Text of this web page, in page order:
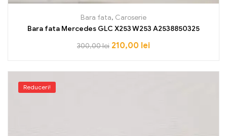
Bara fata, Caroserie
Bara fata Mercedes GLC X253 W253 A2538850325
300,00lei 210,00 lei
Reduceri!